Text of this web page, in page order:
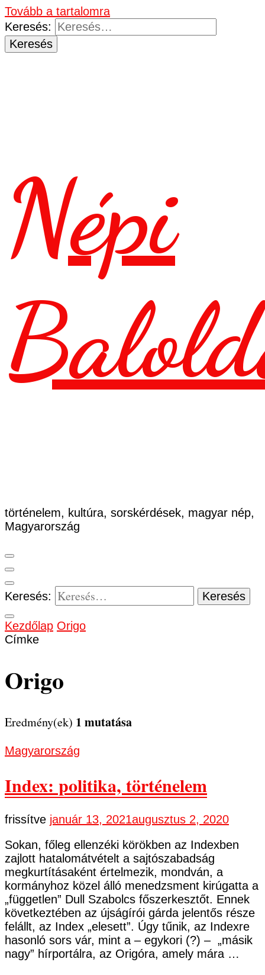
Tovább a tartalomra
Keresés:
Népi
történelem, kultúra, sorskérdések, magyar nép,
Magyarország
Keresés:
Kezdőlap Origo
Címke
Origo
Eredmény(ek) 1 mutatása
Magyarország
Index: politika, történelem
frissítve január 13, 2021augusztus 2, 2020
Sokan, főleg ellenzéki körökben az Indexben
zajlott hatalomátvételt a sajtószabadság
megkurtításaként értelmezik, mondván, a
kormányhoz közel álló menedzsment kirúgatta a
„független” Dull Szabolcs főszerkesztőt. Ennek
következtében az újságírói gárda jelentős része
felállt, az Index „elesett”. Úgy tűnik, az Indexre
hasonló sors vár, mint a – egykori (?) – „másik
nagy” hírportálra, az Origóra, amely mára …